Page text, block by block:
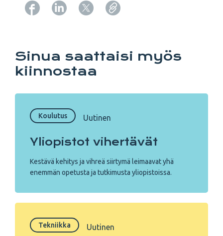
Sinua saattaisi myös
kiinnostaa
Koulutus Uutinen
Yliopistot vihertävät
Kestävä kehitys ja vihreä siirtymä leimaavat yhä
enemmän opetusta ja tutkimusta yliopistoissa.
Tekniikka Uutinen